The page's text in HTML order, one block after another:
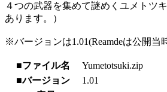
４つの武器を集めて謎めくユメトツ
あります。）
※バージョンは1.01(Reamdeは公開
■ファイル名
Yumetotsuki.zip
■バージョン
1.01